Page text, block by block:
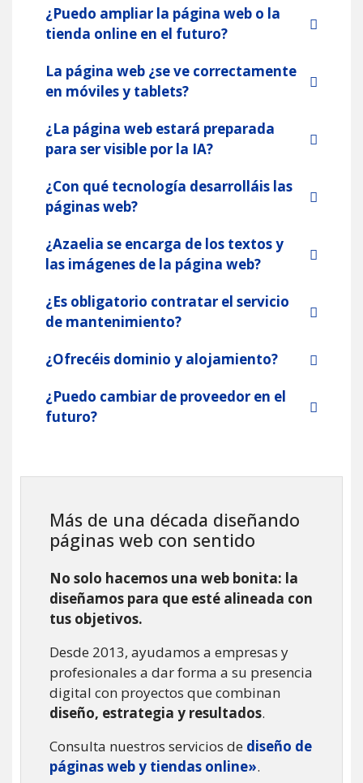
¿Puedo ampliar la página web o la
tienda online en el futuro?
La página web ¿se ve correctamente
en móviles y tablets?
¿La página web estará preparada
para ser visible por la IA?
¿Con qué tecnología desarrolláis las
páginas web?
¿Azaelia se encarga de los textos y
las imágenes de la página web?
¿Es obligatorio contratar el servicio
de mantenimiento?
¿Ofrecéis dominio y alojamiento?
¿Puedo cambiar de proveedor en el
futuro?
Más de una década diseñando
páginas web con sentido
No solo hacemos una web bonita: la
diseñamos para que esté alineada con
tus objetivos.
Desde 2013, ayudamos a empresas y
profesionales a dar forma a su presencia
digital con proyectos que combinan
diseño, estrategia y resultados.
Consulta nuestros servicios de diseño de
páginas web y tiendas online».